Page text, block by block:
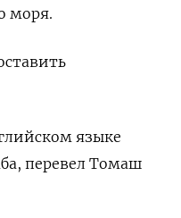
моря.
‌языке
перевел ‌Томаш